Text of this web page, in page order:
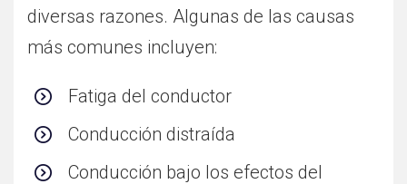
diversas razones. Algunas de las causas
más comunes incluyen:
Fatiga del conductor
Conducción distraída
Conducción bajo los efectos del